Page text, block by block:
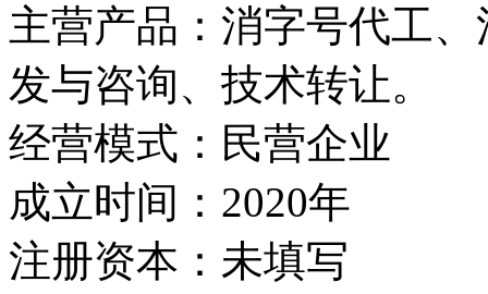
主营产品： 消字号代工
发与咨询、技术转让。
经营模式： 民营企业
成立时间： 2020年
注册资本： 未填写